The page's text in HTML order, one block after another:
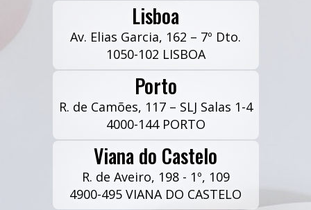
Proprietários, Senhorios e Alojamento Local
Como Mudar de Contabilista
Emigrantes, Estrangeiros e Não Residentes
Contabilistas em Portugal
Planeamento Fiscal
Associações, Fundações e ONGs
Contabilista em Lisboa
Consultório Fiscal
Lisboa
Av. Elias Garcia, 162 – 7º Dto.
1050-102 LISBOA
Porto
R. de Camões, 117 – SLJ Salas 1-4
4000-144 PORTO
Viana do Castelo
R. de Aveiro, 198 - 1º, 109
4900-495 VIANA DO CASTELO